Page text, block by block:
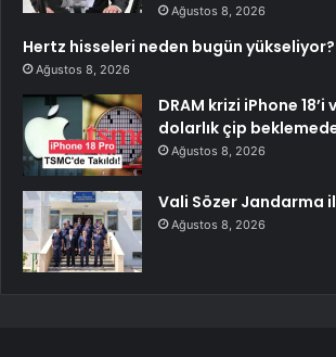
Ağustos 8, 2026
Hertz hisseleri neden bugün yükseliyor?
Ağustos 8, 2026
DRAM krizi iPhone 18’i
dolarlık çip
Ağustos 8, 2026
Vali Sözer Jandarma
Ağustos 8, 2026